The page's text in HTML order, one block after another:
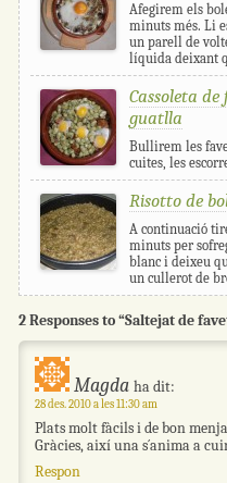
Afegirem els
minuts més. Li
un parell de
líquida deixant
Cassoleta de
guatlla
Bullirem les
cuites, les
Risotto de
A continuació
minuts per
blanc i deixeu
un cullerot de
2 Responses to “Saltejat de
Magda ha dit:
28 des. 2010 a les 11:30 am
Plats molt fàcils i de bon
Gràcies, així una s´anima a
Respon